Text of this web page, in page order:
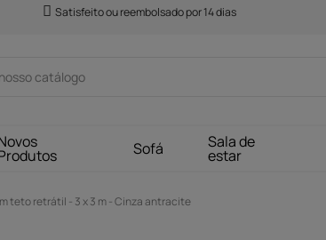
Satisfeito ou reembolsado por 14 dias
Sofá Sala de
estar
teto retrátil - 3 x 3 m - Cinza antracite